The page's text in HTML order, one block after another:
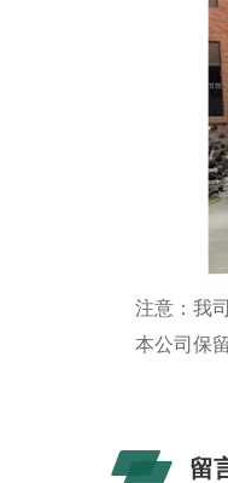
注意：我
本公司保
留